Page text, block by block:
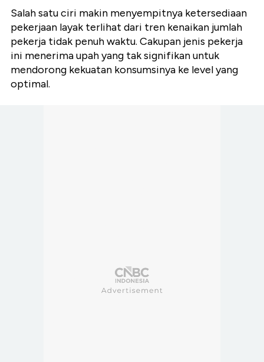
Salah satu ciri makin menyempitnya ketersediaan
pekerjaan layak terlihat dari tren kenaikan jumlah
pekerja tidak penuh waktu. Cakupan jenis pekerja
ini menerima upah yang tak signifikan untuk
mendorong kekuatan konsumsinya ke level yang
optimal.